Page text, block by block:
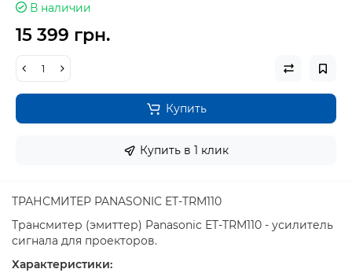
В наличии
15 399 грн.
Купить
Купить в 1 клик
ТРАНСМИТЕР PANASONIC ET-TRM110
Трансмитер (эмиттер) Panasonic ET-TRM110 - усилитель
сигнала для проекторов.
Характеристики: